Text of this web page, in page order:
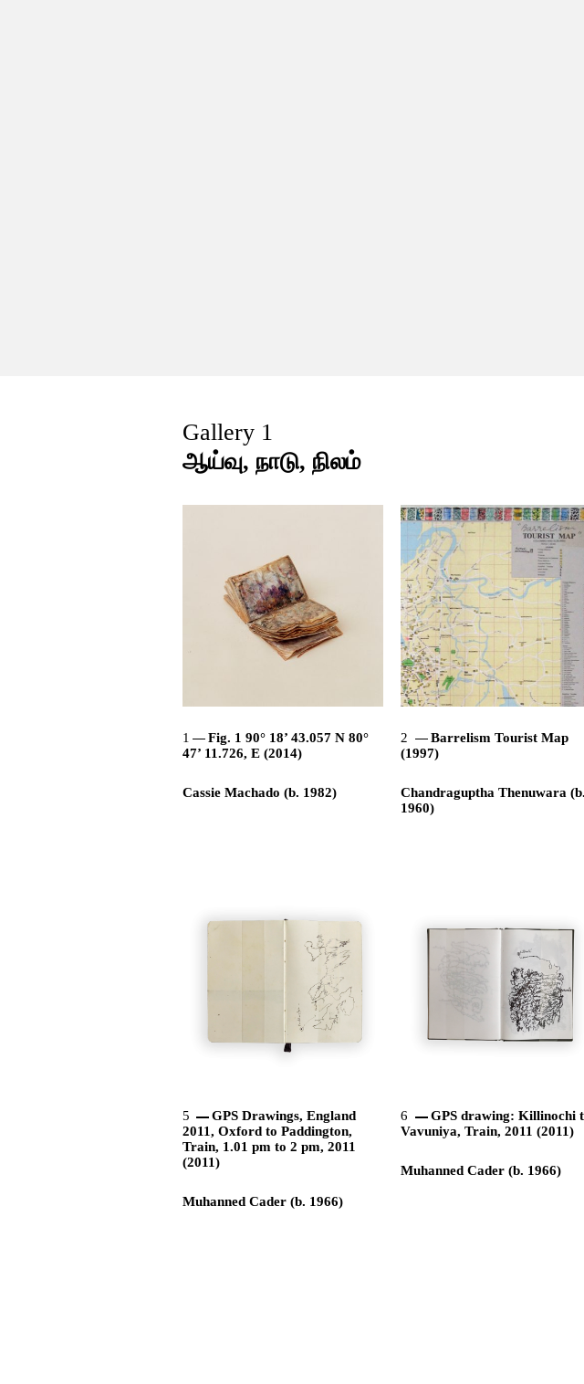
Gallery 1
ஆய்வு, நாடு, நிலம்
1
Fig. 1 90° 18’ 43.057 N 80°
47’ 11.726, E (2014)
Cassie Machado (b. 1982)
2
Barrelism Tourist Map
(1997)
Chandraguptha Thenuwara (b.
1960)
5
GPS Drawings, England
2011, Oxford to Paddington,
Train, 1.01 pm to 2 pm, 2011
(2011)
Muhanned Cader (b. 1966)
6
GPS drawing: Killinochi
Vavuniya, Train, 2011 (2011)
Muhanned Cader (b. 1966)